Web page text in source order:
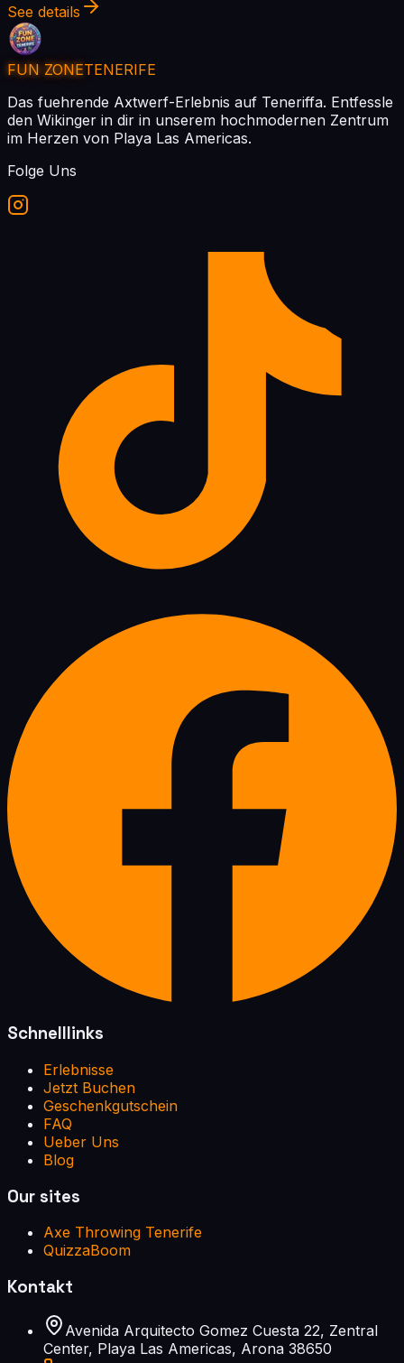
See details
FUN ZONETENERIFE
Das fuehrende Axtwerf-Erlebnis auf Teneriffa. Entfessle
den Wikinger in dir in unserem hochmodernen Zentrum
im Herzen von Playa Las Americas.
Folge Uns
Schnelllinks
Erlebnisse
Jetzt Buchen
Geschenkgutschein
FAQ
Ueber Uns
Blog
Our sites
Axe Throwing Tenerife
QuizzaBoom
Kontakt
Avenida Arquitecto Gomez Cuesta 22, Zentral
Center, Playa Las Americas, Arona 38650